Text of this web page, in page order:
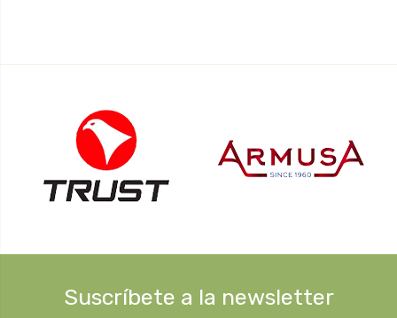
Suscríbete a la newsletter